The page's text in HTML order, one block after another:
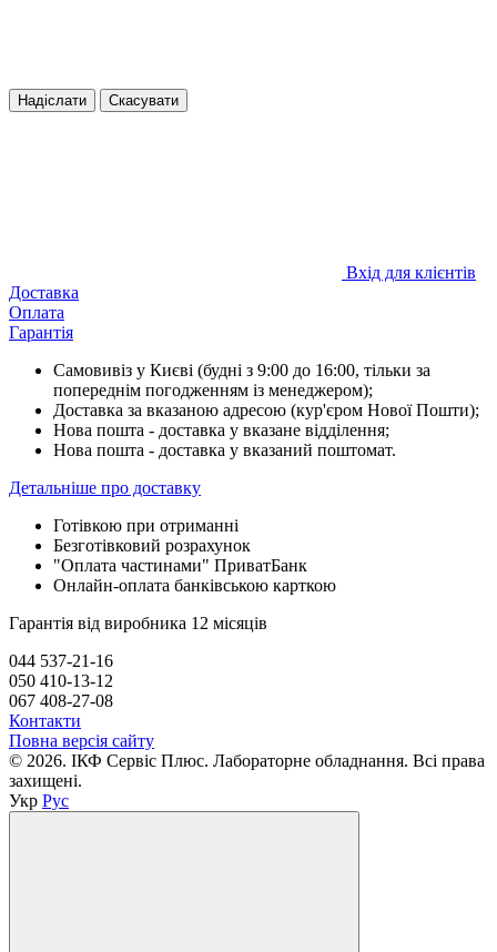
Надіслати Скасувати
Вхід для клієнтів
Доставка
Оплата
Гарантія
Самовивіз у Києві (будні з 9:00 до 16:00, тільки за
попереднім погодженням із менеджером);
Доставка за вказаною адресою (кур'єром Нової Пошти);
Нова пошта - доставка у вказане відділення;
Нова пошта - доставка у вказаний поштомат.
Детальніше про доставку
Готівкою при отриманні
Безготівковий розрахунок
"Оплата частинами" ПриватБанк
Онлайн-оплата банківською карткою
Гарантія від виробника 12 місяців
044 537-21-16
050 410-13-12
067 408-27-08
Контакти
Повна версія сайту
© 2026. ІКФ Сервіс Плюс. Лабораторне обладнання. Всі права
захищені.
Укр Рус